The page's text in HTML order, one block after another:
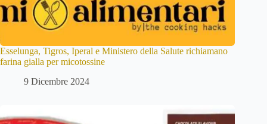
Esselunga, Tigros, Iperal e Ministero della Salute richiamano
farina gialla per micotossine
9 Dicembre 2024